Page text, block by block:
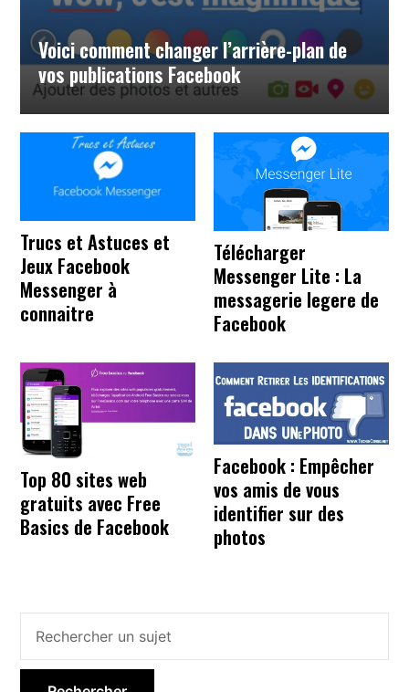
Voici comment changer l’arrière-plan de
vos publications Facebook
Trucs et Astuces et
Jeux Facebook
Messenger à
connaitre
Télécharger
Messenger Lite : La
messagerie legere de
Facebook
Top 80 sites web
gratuits avec Free
Basics de Facebook
Facebook : Empêcher
vos amis de vous
identifier sur des
photos
Barre
latérale